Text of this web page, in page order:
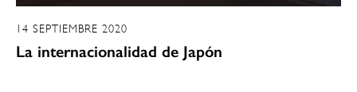
14 SEPTIEMBRE 2020
La internacionalidad de Japón